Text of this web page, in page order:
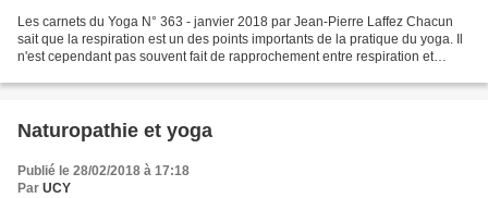
Les carnets du Yoga N° 363 - janvier 2018 par Jean-Pierre Laffez Chacun
sait que la respiration est un des points importants de la pratique du yoga. Il
n'est cependant pas souvent fait de rapprochement entre respiration et
Naturopathie et yoga
Publié le 28/02/2018 à 17:18
Par UCY